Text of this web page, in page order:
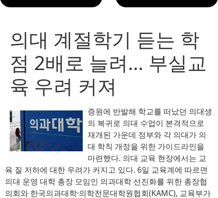
의대 계절학기 듣는 학
점 2배로 늘려… 부실교
육 우려 커져
증원에 반발해 학교를 떠났던 의대생
의 복귀로 의대 수업이 본격적으로
재개된 가운데 정부와 각 의대가 의
대 학칙 개정을 위한 가이드라인을
마련했다. 의대 교육 현장에서는 교
육 질 저하에 대한 우려가 커지고 있다. 6일 교육계에 따르면
의대 운영 대학 총장 모임인 의과대학 선진화를 위한 총장협
의회와 한국의과대학·의학전문대학원협회(KAMC), 교육부가